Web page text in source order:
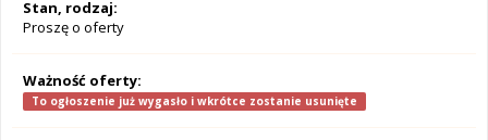
Stan, rodzaj:
Proszę o oferty
Ważność oferty:
To ogłoszenie już wygasło i wkrótce zostanie usunięte